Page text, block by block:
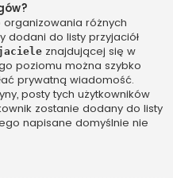
różnych
dodani do listy przyjaciół
znajdującej się w
poziomu można szybko
prywatną wiadomość.
posty tych użytkowników
zostanie dodany do listy
napisane domyślnie nie